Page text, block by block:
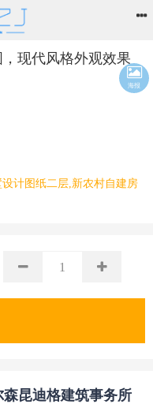
现代风格外观效果
计图纸二层,新农村自建房
森昆迪格建筑事务所
海报